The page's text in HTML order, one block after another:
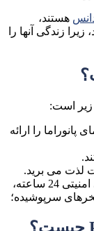
هستند،
زندگی آنها را
را ارائه
لذت می برید.
امکانات اجتماعی کامل مانند سیستم های امنیتی 24 ساعته،
سرپوشیده؛